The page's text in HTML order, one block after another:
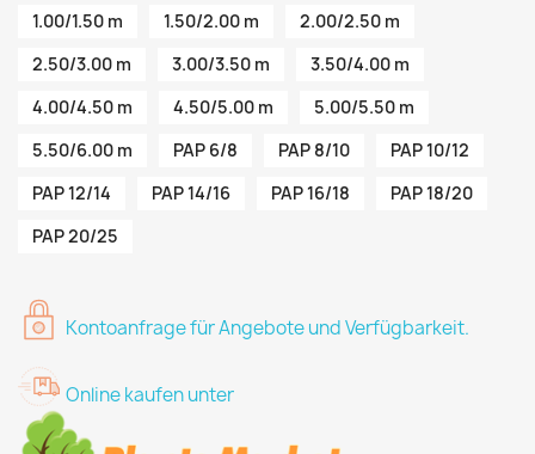
1.00/1.50 m
1.50/2.00 m
2.00/2.50 m
2.50/3.00 m
3.00/3.50 m
3.50/4.00 m
4.00/4.50 m
4.50/5.00 m
5.00/5.50 m
5.50/6.00 m
PAP 6/8 PAP 8/10
PAP 10/12
PAP 12/14
PAP 14/16 PAP 16/18
PAP 18/20
PAP 20/25
Kontoanfrage für Angebote und Verfügbarkeit.
Online kaufen unter